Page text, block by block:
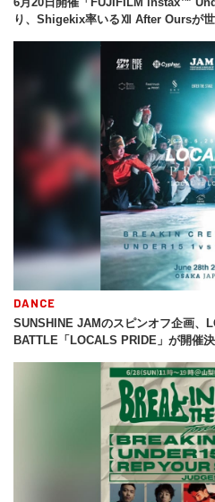
り、Shigekix率いるⅫ After Oursが世
DANCE
SUNSHINE JAMのスピンオフ企画、
BATTLE「LOCALS PRIDE」が開催決